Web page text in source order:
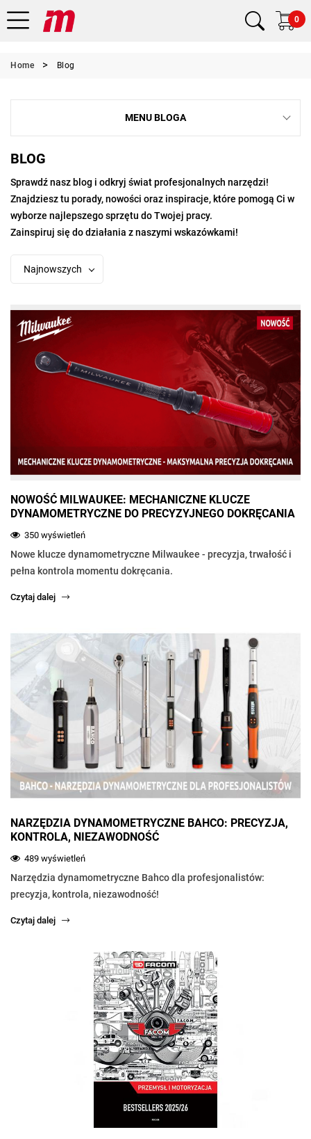
0
Home Blog
MENU BLOGA
BLOG
Sprawdź nasz blog i odkryj świat profesjonalnych narzędzi!
Znajdziesz tu porady, nowości oraz inspiracje, które pomogą Ci w
wyborze najlepszego sprzętu do Twojej pracy.
Zainspiruj się do działania z naszymi wskazówkami!
Najnowszych
NOWOŚĆ MILWAUKEE: MECHANICZNE KLUCZE
DYNAMOMETRYCZNE DO PRECYZYJNEGO DOKRĘCANIA
350 wyświetleń
Nowe klucze dynamometryczne Milwaukee - precyzja, trwałość i
pełna kontrola momentu dokręcania.
Czytaj dalej
NARZĘDZIA DYNAMOMETRYCZNE BAHCO: PRECYZJA,
KONTROLA, NIEZAWODNOŚĆ
489 wyświetleń
Narzędzia dynamometryczne Bahco dla profesjonalistów:
precyzja, kontrola, niezawodność!
Czytaj dalej